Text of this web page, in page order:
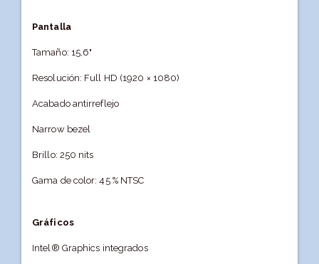
Pantalla
Tamaño: 15,6"
Resolución: Full HD (1920 × 1080)
Acabado antirreflejo
Narrow bezel
Brillo: 250 nits
Gama de color: 45 % NTSC
Gráficos
Intel® Graphics integrados